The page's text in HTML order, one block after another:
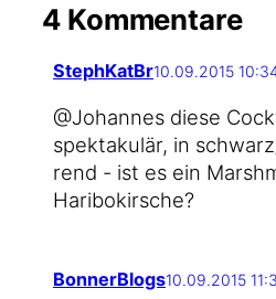
4 Kommentare
StephKatBr10.09.2015
@Johannes die­se
spek­ta­ku­lär, in
rend - ist es ein
Haribokirsche?
BonnerBlogs10.09.2015